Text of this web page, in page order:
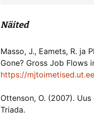
Näited
Masso, J., Eamets, R. ja
Gone? Gross Job Flows
https://
Ottenson, O. (2007).
Triada.